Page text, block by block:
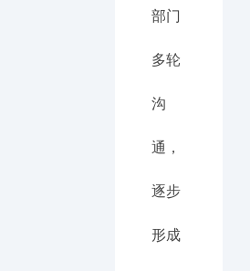
部门
多轮
沟
通，
逐步
形成